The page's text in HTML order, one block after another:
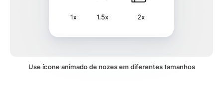
1x 1.5x 2x
Use ícone animado de nozes em diferentes tamanhos